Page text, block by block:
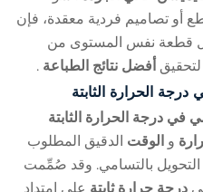
أو تصاميم فردية معقدة، فإن
قطعة نفس المستوى من
لتحقيق أفضل نتائج الطباعة .
الحرارة الثابتة
في درجة الحرارة الثابتة
و الوقت الدقيق المطلوب
التحويل بالتسامي. وقد صُمِّمت
درجة حرارة ثابتة على امتداد